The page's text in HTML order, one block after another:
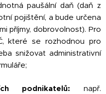
paušální daň (daň z
pojištění, a bude určena
příjmy, dobrovolnost). Pro
které se rozhodnou pro
snižovat administrativní
podnikatelů: např.